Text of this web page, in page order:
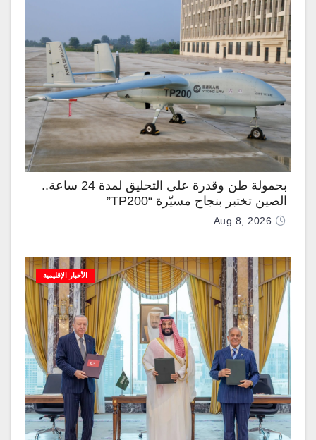
بحمولة طن وقدرة على التحليق لمدة 24 ساعة..
الصين تختبر بنجاح مسيّرة “TP200”
Aug 8, 2026
الأخبار الإقليمية